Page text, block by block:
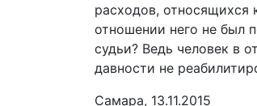
расходов, относящихся
отношении него не был
судьи? Ведь человек в
давности не
Самара, 13.11.2015